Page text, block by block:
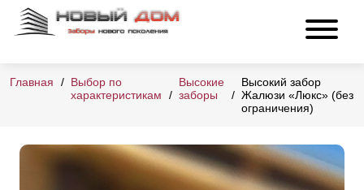
Главная
Выбор по
характеристикам
Высокие
заборы
Высокий забор
Жалюзи «Люкс» (без
ограничения)